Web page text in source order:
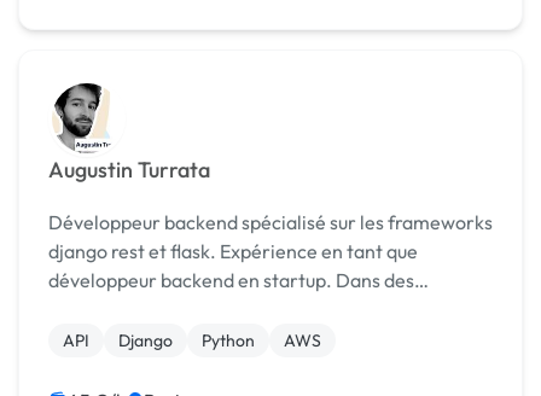
Augustin Turrata
Développeur backend spécialisé sur les frameworks
django rest et flask. Expérience en tant que
développeur backend en startup. Dans des
cd, tdd, pr review...) Je suis ouvert à tout type de
API Django Python AWS